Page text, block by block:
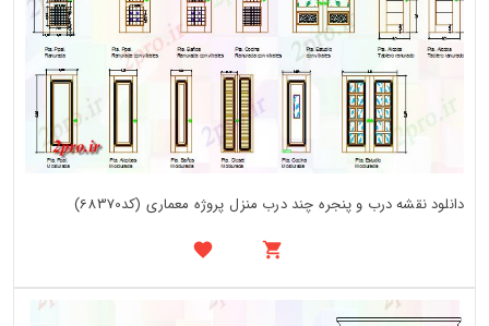
دانلود نقشه درب و پنجره چند درب منزل پروژه معماری (کد68370)